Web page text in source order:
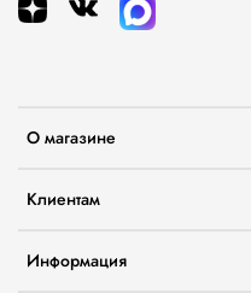
О магазине
Клиентам
Информация